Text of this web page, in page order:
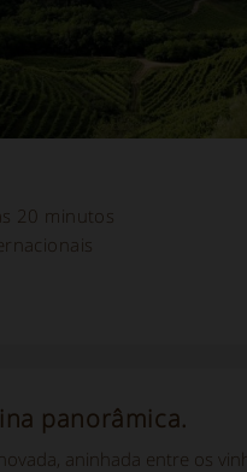
20 minutos
panorâmica.
aninhada entre os